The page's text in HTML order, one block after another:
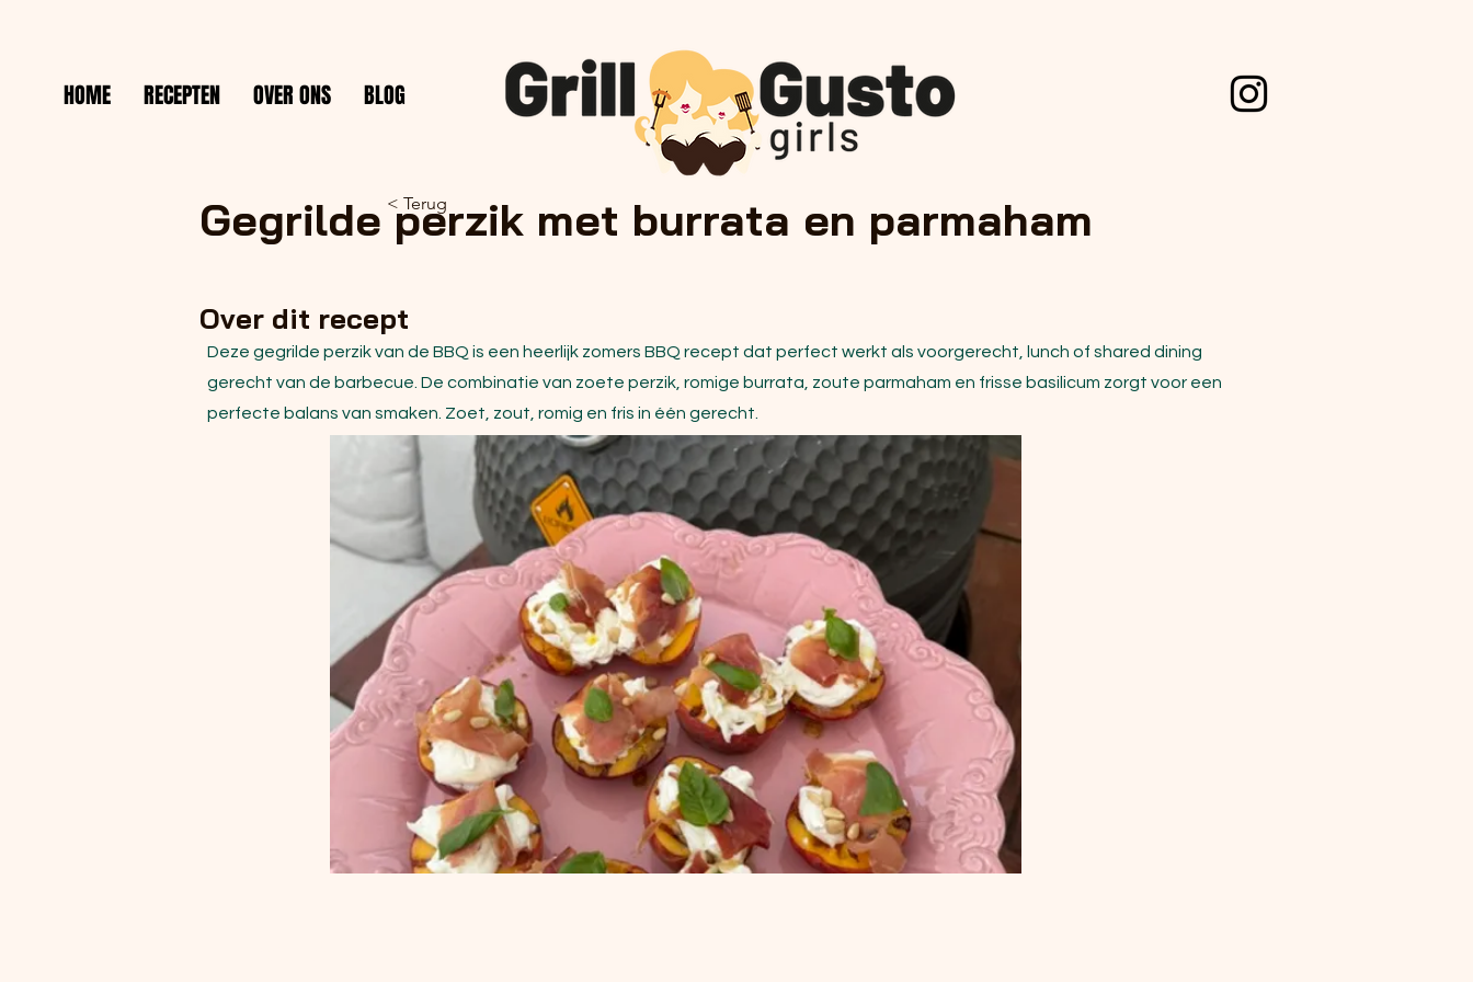
HOME RECEPTEN OVER ONS BLOG
< Terug
Gegrilde perzik met burrata en parmaham
Over dit recept
Deze gegrilde perzik van de BBQ is een heerlijk zomers BBQ recept dat perfect werkt als voorgerecht, lunch of shared dining
gerecht van de barbecue. De combinatie van zoete perzik, romige burrata, zoute parmaham en frisse basilicum zorgt voor een
perfecte balans van smaken. Zoet, zout, romig en fris in één gerecht.